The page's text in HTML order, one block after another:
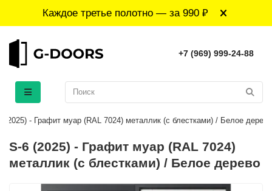
Каждое третье полотно — за 990 ₽
+7 (969) 999-24-88
(2025) - Графит муар (RAL 7024) металлик (с блестками) / Белое дерево
S-6 (2025) - Графит муар (RAL 7024)
металлик (с блестками) / Белое дерево